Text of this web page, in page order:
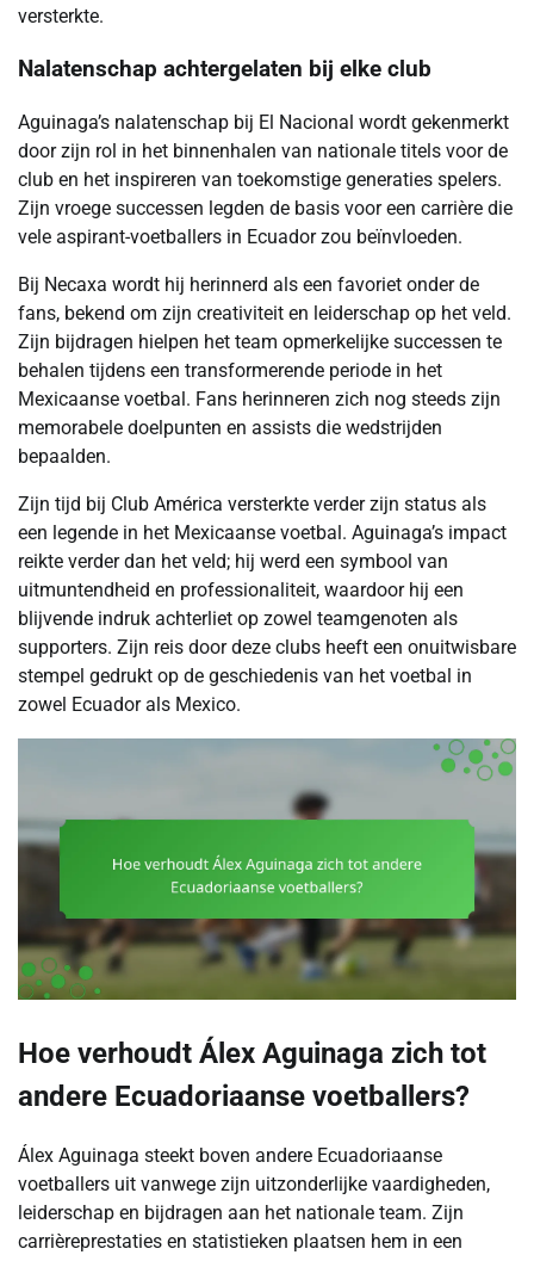
versterkte.
Nalatenschap achtergelaten bij elke club
Aguinaga’s nalatenschap bij El Nacional wordt gekenmerkt
door zijn rol in het binnenhalen van nationale titels voor de
club en het inspireren van toekomstige generaties spelers.
Zijn vroege successen legden de basis voor een carrière die
vele aspirant-voetballers in Ecuador zou beïnvloeden.
Bij Necaxa wordt hij herinnerd als een favoriet onder de
fans, bekend om zijn creativiteit en leiderschap op het veld.
Zijn bijdragen hielpen het team opmerkelijke successen te
behalen tijdens een transformerende periode in het
Mexicaanse voetbal. Fans herinneren zich nog steeds zijn
memorabele doelpunten en assists die wedstrijden
bepaalden.
Zijn tijd bij Club América versterkte verder zijn status als
een legende in het Mexicaanse voetbal. Aguinaga’s impact
reikte verder dan het veld; hij werd een symbool van
uitmuntendheid en professionaliteit, waardoor hij een
blijvende indruk achterliet op zowel teamgenoten als
supporters. Zijn reis door deze clubs heeft een onuitwisbare
stempel gedrukt op de geschiedenis van het voetbal in
zowel Ecuador als Mexico.
Hoe verhoudt Álex Aguinaga zich tot
andere Ecuadoriaanse voetballers?
Álex Aguinaga steekt boven andere Ecuadoriaanse
voetballers uit vanwege zijn uitzonderlijke vaardigheden,
leiderschap en bijdragen aan het nationale team. Zijn
carrièreprestaties en statistieken plaatsen hem in een